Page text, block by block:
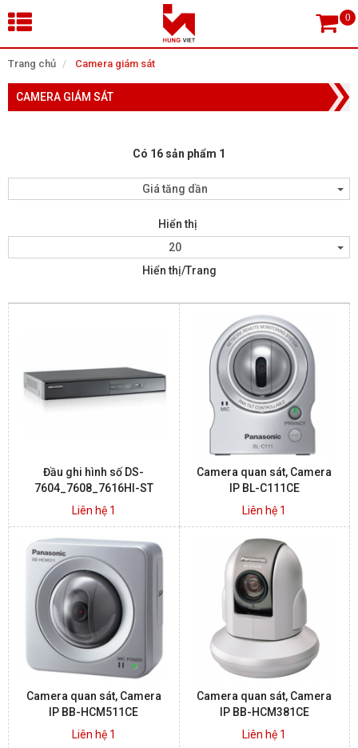
Trang chủ Camera giám sát
CAMERA GIÁM SÁT
Có 16 sản phẩm 1
Giá tăng dần
Hiển thị
20
Hiển thị/Trang
Đầu ghi hình số DS-
7604_7608_7616HI-ST
Liên hệ 1
Camera quan sát, Camera
IP BL-C111CE
Liên hệ 1
Camera quan sát, Camera
IP BB-HCM511CE
Liên hệ 1
Camera quan sát, Camera
IP BB-HCM381CE
Liên hệ 1
×
Tìm theo danh mục
Tìm kiếm
TRANG CHỦ
THIẾT BỊ SIÊU THỊ, THƯ VIỆN
BÁO ĐỘNG, BÁO CHÁY
LIÊN HỆ